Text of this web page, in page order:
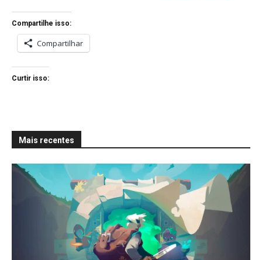
Compartilhe isso:
Compartilhar
Curtir isso:
Mais recentes